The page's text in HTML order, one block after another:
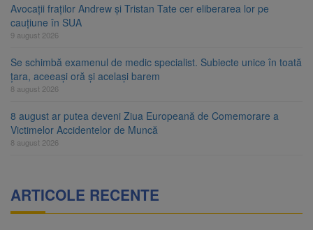
Avocații fraților Andrew și Tristan Tate cer eliberarea lor pe
cauțiune în SUA
9 august 2026
Se schimbă examenul de medic specialist. Subiecte unice în toată
țara, aceeași oră și același barem
8 august 2026
8 august ar putea deveni Ziua Europeană de Comemorare a
Victimelor Accidentelor de Muncă
8 august 2026
ARTICOLE RECENTE